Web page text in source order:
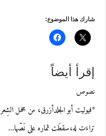
شارك هذا الموضوع:
إقرأ أيضاً
نصوص
*فيوليت أبو الجلدأزرق، من مخمل
تراءَت له،سقطَت ثماره على نَصّها…